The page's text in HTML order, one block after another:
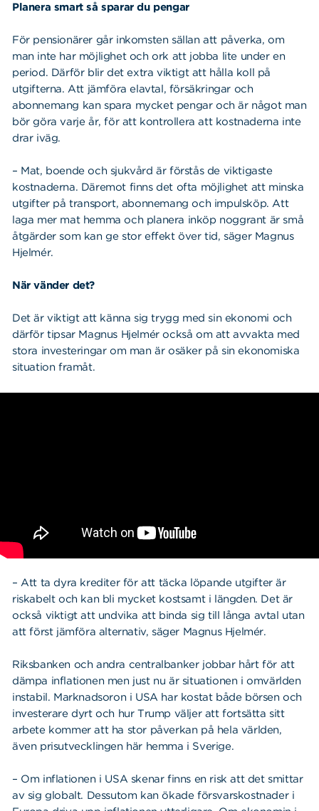
Planera smart så sparar du pengar
För pensionärer går inkomsten sällan att påverka, om
man inte har möjlighet och ork att jobba lite under en
period. Därför blir det extra viktigt att hålla koll på
utgifterna. Att jämföra elavtal, försäkringar och
abonnemang kan spara mycket pengar och är något man
bör göra varje år, för att kontrollera att kostnaderna inte
drar iväg.
– Mat, boende och sjukvård är förstås de viktigaste
kostnaderna. Däremot finns det ofta möjlighet att minska
utgifter på transport, abonnemang och impulsköp. Att
laga mer mat hemma och planera inköp noggrant är små
åtgärder som kan ge stor effekt över tid, säger Magnus
Hjelmér.
När vänder det?
Det är viktigt att känna sig trygg med sin ekonomi och
därför tipsar Magnus Hjelmér också om att avvakta med
stora investeringar om man är osäker på sin ekonomiska
situation framåt.
– Att ta dyra krediter för att täcka löpande utgifter är
riskabelt och kan bli mycket kostsamt i längden. Det är
också viktigt att undvika att binda sig till långa avtal utan
att först jämföra alternativ, säger Magnus Hjelmér.
Riksbanken och andra centralbanker jobbar hårt för att
dämpa inflationen men just nu är situationen i omvärlden
instabil. Marknadsoron i USA har kostat både börsen och
investerare dyrt och hur Trump väljer att fortsätta sitt
arbete kommer att ha stor påverkan på hela världen,
även prisutvecklingen här hemma i Sverige.
– Om inflationen i USA skenar finns en risk att det smittar
av sig globalt. Dessutom kan ökade försvarskostnader i